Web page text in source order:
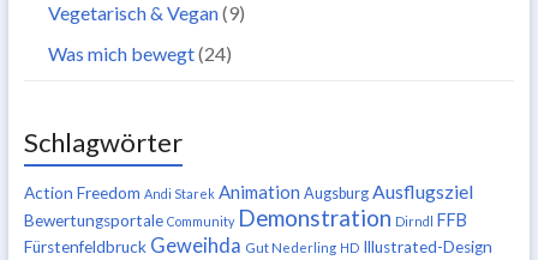
Vegetarisch & Vegan(9)
Was mich bewegt(24)
Schlagwörter
Action Freedom Andi Starek Animation Augsburg Ausflugsziel
Bewertungsportale Community Demonstration Dirndl FFB
Fürstenfeldbruck Geweihda Gut Nederling HD Illustrated-Design